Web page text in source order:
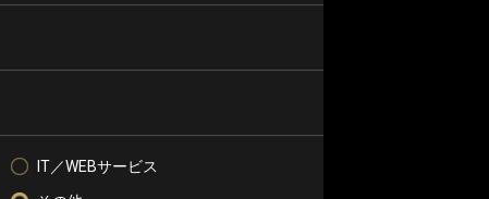
IT／WEBサービス